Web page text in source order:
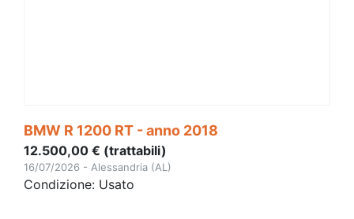
BMW R 1200 RT - anno 2018
12.500,00 € (trattabili)
16/07/2026 - Alessandria (AL)
Condizione: Usato